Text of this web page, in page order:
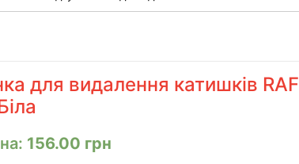
для видалення катишків RAF
156.00 грн